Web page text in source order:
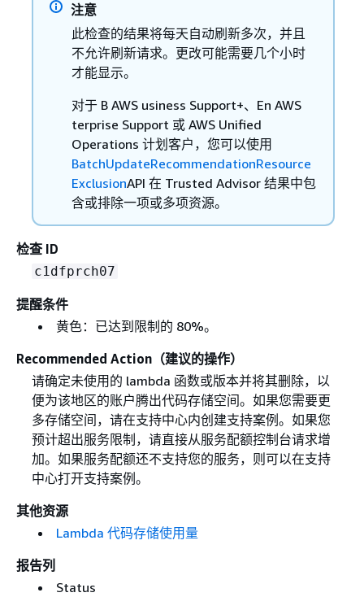
注意
此检查的结果将每天自动刷新多次，并且
不允许刷新请求。更改可能需要几个小时
才能显示。
对于 B AWS usiness Support+、En AWS
terprise Support 或 AWS Unified
Operations 计划客户，您可以使用
BatchUpdateRecommendationResource
ExclusionAPI 在 Trusted Advisor 结果中包
含或排除一项或多项资源。
检查 ID
c1dfprch07
提醒条件
黄色：已达到限制的 80%。
Recommended Action（建议的操作）
请确定未使用的 lambda 函数或版本并将其删除，以
便为该地区的账户腾出代码存储空间。如果您需要更
多存储空间，请在支持中心内创建支持案例。如果您
预计超出服务限制，请直接从服务配额控制台请求增
加。如果服务配额还不支持您的服务，则可以在支持
中心打开支持案例。
其他资源
Lambda 代码存储使用量
报告列
Status